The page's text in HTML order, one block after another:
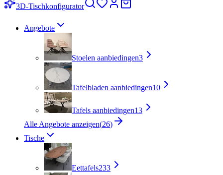
3D-Tischkonfigurator
Angebote
Stoelen aanbiedingen3
Tafelbladen aanbiedingen10
Tafels aanbiedingen13
Alle Angebote anzeigen(26)
Tische
Eettafels233